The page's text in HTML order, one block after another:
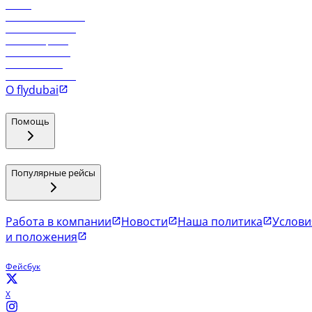
О flydubai
Помощь
Популярные рейсы
Работа в компании Новости Наша политика
и положения
Фейсбук
X